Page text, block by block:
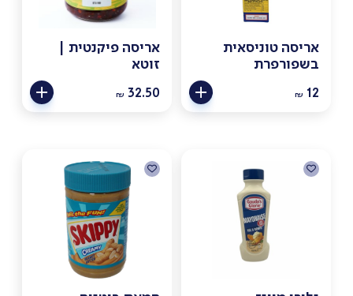
אריסה טוניסאית
בשפורפרת
₪ 12
אריסה פיקנטית |
זוטא
₪ 32.50